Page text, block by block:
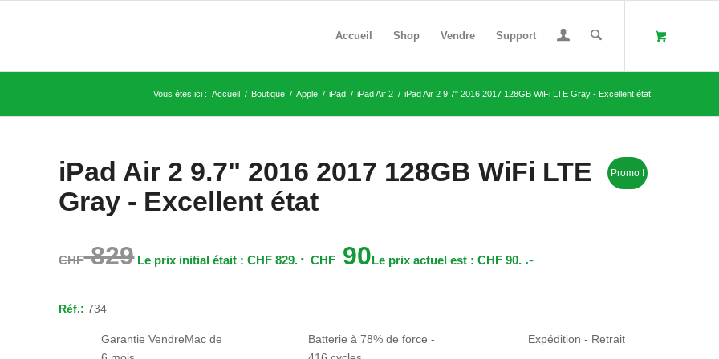
Accueil Shop Vendre Support
Vous êtes ici : Accueil / Boutique / Apple / iPad / iPad Air 2 / iPad Air 2 9.7" 2016 2017 128GB WiFi LTE Gray - Excellent état
Promo !
iPad Air 2 9.7" 2016 2017 128GB WiFi LTE
Gray - Excellent état
CHF829 Le prix initial était : CHF 829. CHF 90Le prix actuel est : CHF 90. .-
Réf.:734
Garantie VendreMac de
Batterie à 78% de force -
Expédition - Retrait